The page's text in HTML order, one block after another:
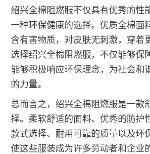
绍兴全棉阻燃服不仅具有优秀的性
一种环保健康的选择。优质全棉面
含有害物质，对皮肤无刺激，穿着
选择绍兴全棉阻燃服，不仅能够保
能够积极响应环保理念，为社会和
的力量。
总而言之，绍兴全棉阻燃服是一款
择。柔软舒适的面料、优秀的防护
款式选择、耐用可靠的质量以及环
使这些服装成为许多劳动者和企业